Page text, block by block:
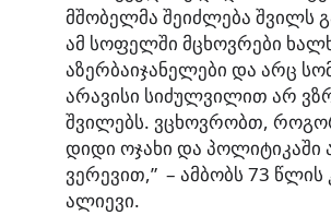
მშობელმა შეიძლება შვილს
ამ სოფელში მცხოვრები
აზერბაიჯანელები და არც
არავისი სიძულვილით არ
შვილებს. ვცხოვრობთ,
დიდი ოჯახი და პოლიტიკაში
ვერევით,” – ამბობს 73 წლის
ალიევი.